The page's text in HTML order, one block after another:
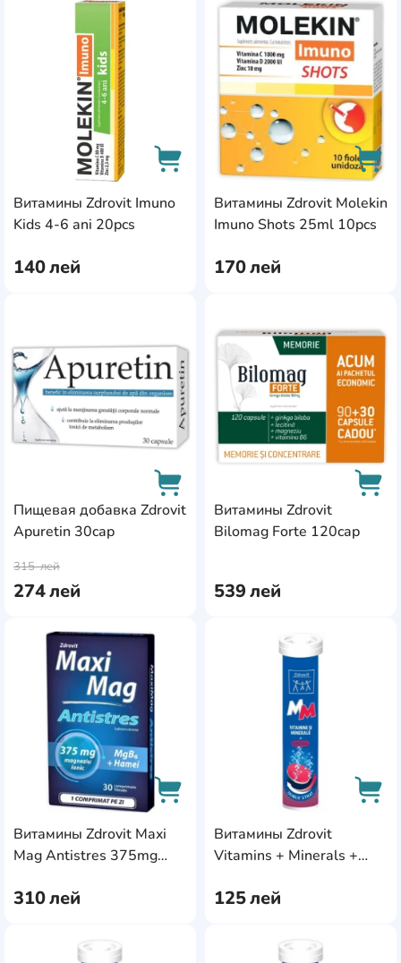
Витамины Zdrovit Imuno
Kids 4-6 ani 20pcs
140лей
AddCardToFavourite
AddCardToCart
Витамины Zdrovit Molekin
Imuno Shots 25ml 10pcs
170лей
Пищевая добавка Zdrovit
Apuretin 30cap
274лей
315лей
AddCardToFavourite
AddCardToCart
Витамины Zdrovit
Bilomag Forte 120cap
539лей
Витамины Zdrovit Maxi
Mag Antistres 375mg
310лей
AddCardToFavourite
AddCardToCart
Витамины Zdrovit
Vitamins + Minerals +
125лей
AddCardToFavourite